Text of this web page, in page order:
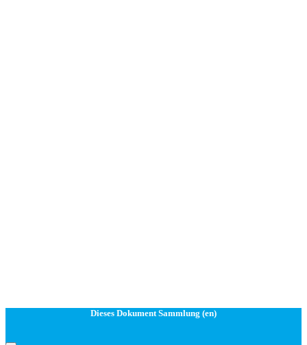
Dieses Dokument Sammlung (en)